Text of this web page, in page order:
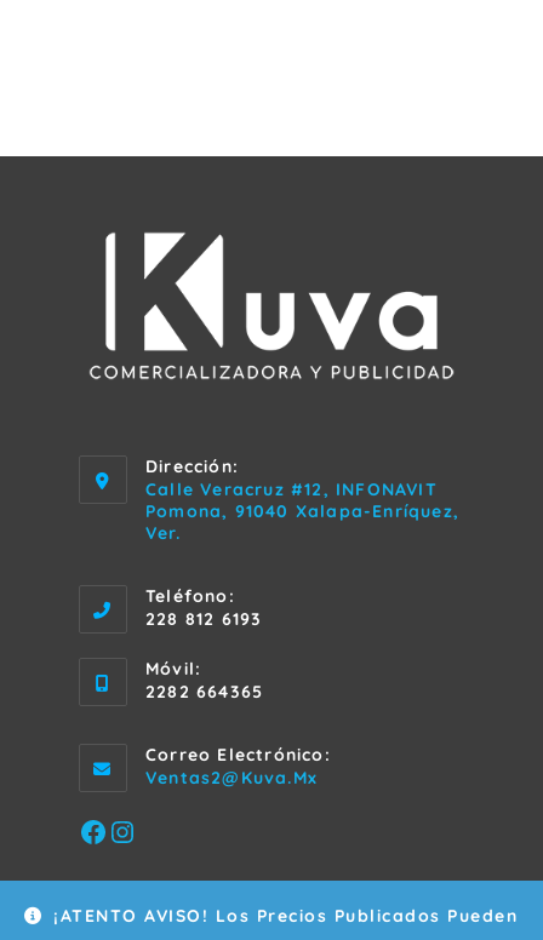
Dirección:
Calle Veracruz #12, INFONAVIT
Pomona, 91040 Xalapa-Enríquez,
Ver.
Teléfono:
228 812 6193
Móvil:
2282 664365
Correo Electrónico:
Ventas2@kuva.mx
Facebook
Instagram
¡ATENTO AVISO! Los Precios Publicados Pueden